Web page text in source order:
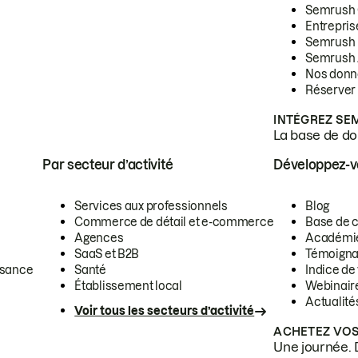
Semrush
Semrush
Semrush
Nos
INTÉGREZ
La base de
Par secteur d’activité
Services aux professionnels
Commerce de détail et e-commerce
Agences
SaaS et B2B
Santé
Établissement local
Voir tous les secteurs d’activité
Développez-
Blog
Base de
Indice
ACHETEZ
Une journée.